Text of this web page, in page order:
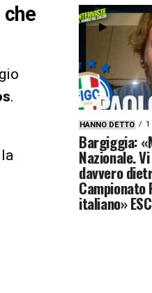
.
HANNO DETTO 1
Bargiggia:
Nazionale.
davvero
Campionato
italiano»